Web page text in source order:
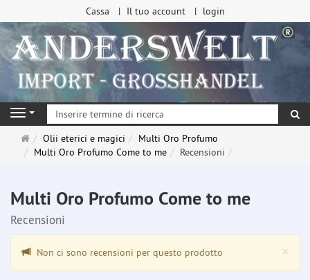
Cassa Il tuo account login
Navigation
Pagina
principale
Olii eterici e magici
Multi Oro Profumo
Multi Oro Profumo Come to me
Recensioni
Multi Oro Profumo Come to me
Recensioni
×
Non ci sono recensioni per questo prodotto